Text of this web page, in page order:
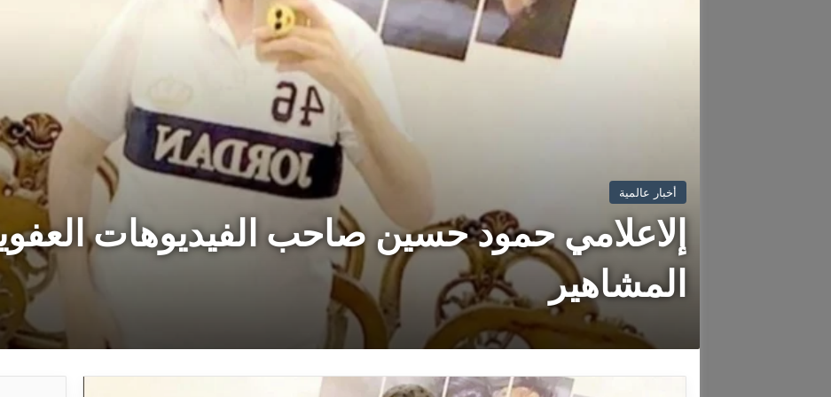
أخبار عالمية
إلاعلامي حمود حسين صاحب الفيديوهات
المشاهير